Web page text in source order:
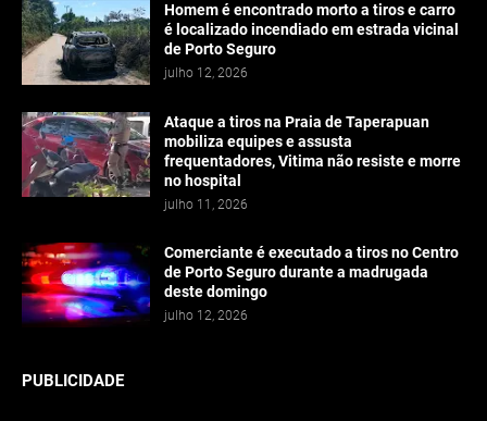
Homem é encontrado morto a tiros e carro
é localizado incendiado em estrada vicinal
de Porto Seguro
julho 12, 2026
Ataque a tiros na Praia de Taperapuan
mobiliza equipes e assusta
frequentadores, Vitima não resiste e morre
no hospital
julho 11, 2026
Comerciante é executado a tiros no Centro
de Porto Seguro durante a madrugada
deste domingo
julho 12, 2026
PUBLICIDADE